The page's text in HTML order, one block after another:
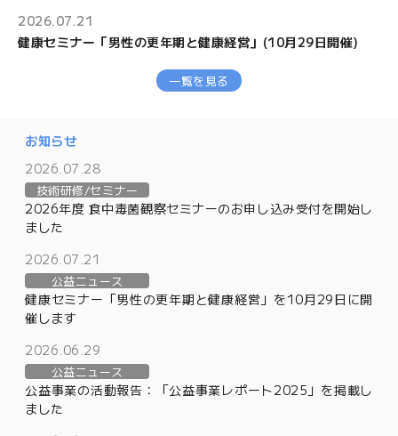
文
お
問
い
合
わ
メ
ー
ル
2026.07.21
健康セミナー「男性の更年期と健康経営」(10月29日開催)
一覧を見る
お知らせ
2026.07.28
技術研修/セミナー
2026年度 食中毒菌観察セミナーのお申し込み受付を開始し
ました
2026.07.21
公益ニュース
健康セミナー「男性の更年期と健康経営」を10月29日に開
催します
2026.06.29
公益ニュース
公益事業の活動報告：「公益事業レポート2025」を掲載し
ました